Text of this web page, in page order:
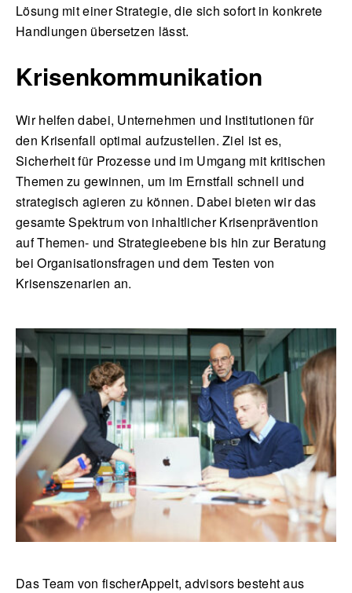
Lösung mit einer Strategie, die sich sofort in konkrete
Handlungen übersetzen lässt.
Krisenkommunikation
Wir helfen dabei, Unternehmen und Institutionen für
den Krisenfall optimal aufzustellen. Ziel ist es,
Sicherheit für Prozesse und im Umgang mit kritischen
Themen zu gewinnen, um im Ernstfall schnell und
strategisch agieren zu können. Dabei bieten wir das
gesamte Spektrum von inhaltlicher Krisenprävention
auf Themen- und Strategieebene bis hin zur Beratung
bei Organisationsfragen und dem Testen von
Krisenszenarien an.
Das Team von fischerAppelt, advisors besteht aus